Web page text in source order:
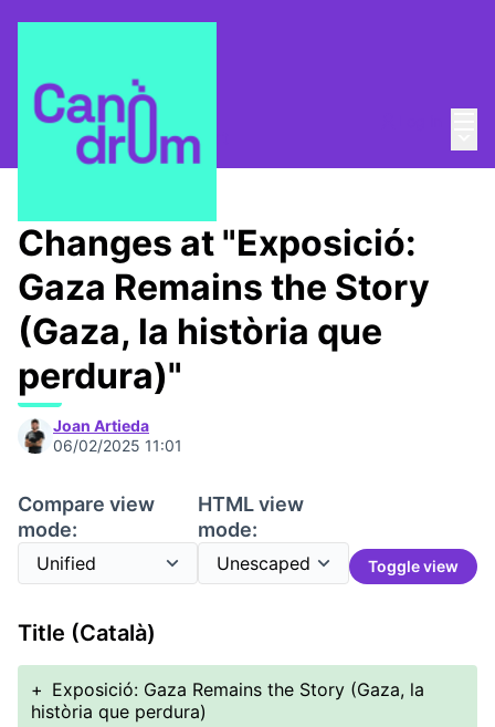
/ Canòdrom Obert
Changes at "Exposició:
Gaza Remains the Story
(Gaza, la història que
perdura)"
Joan Artieda
06/02/2025 11:01
Compare view
mode:
HTML view
mode:
Toggle view
Title (Català)
+ Exposició: Gaza Remains the Story (Gaza, la
història que perdura)